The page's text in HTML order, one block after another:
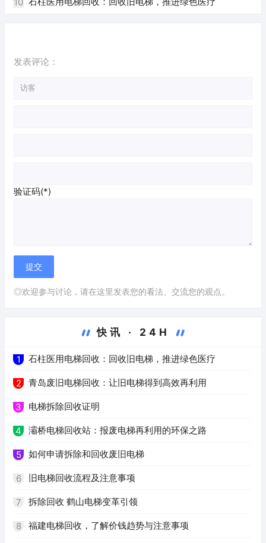
发表评论：
验证码(*)
◎欢迎参与讨论，请在这里发表您的看法、交流您的观点。
快讯 · 24H
1 石柱医用电梯回收：回收旧电梯，推进绿色医疗
2 青岛废旧电梯回收：让旧电梯得到高效再利用
3 电梯拆除回收证明
4 灞桥电梯回收站：报废电梯再利用的环保之路
5 如何申请拆除和回收废旧电梯
6 旧电梯回收流程及注意事项
7 拆除回收 鹤山电梯变革引领
8 福建电梯回收，了解价钱趋势与注意事项